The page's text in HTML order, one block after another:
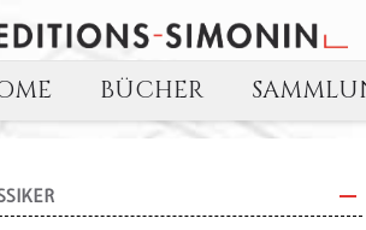
BÜCHER